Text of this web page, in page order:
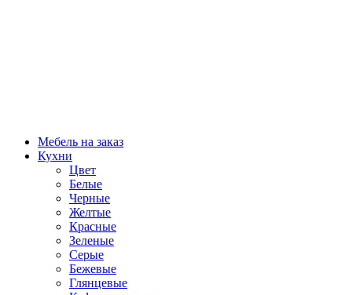
Мебель на заказ
Кухни
Цвет
Белые
Черные
Желтые
Красные
Зеленые
Серые
Бежевые
Глянцевые